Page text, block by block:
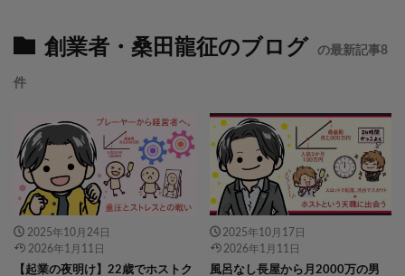
創業者・桑田龍征のブログ の最新記事8
件
2025年10月24日
2026年1月11日
【起業の夜明け】22歳でホストク
2025年10月17日
2026年1月11日
風呂なし長屋から月2000万の男